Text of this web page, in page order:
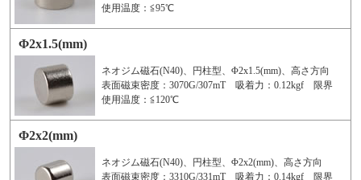
使用温度：≦95℃
Φ2x1.5(mm)
ネオジム磁石(N40)、円柱型、Φ2x1.5(mm)、高さ方向
表面磁束密度：3070G/307mT 吸着力：0.12kgf 限界
使用温度：≦120℃
Φ2x2(mm)
ネオジム磁石(N40)、円柱型、Φ2x2(mm)、高さ方向
表面磁束密度：3310G/331mT 吸着力：0.14kgf 限界